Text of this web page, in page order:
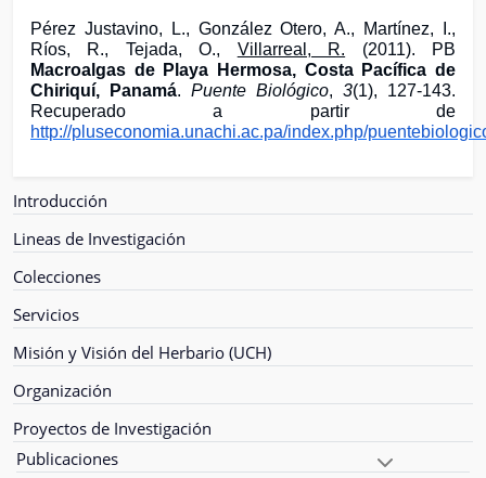
Introducción
Lineas de Investigación
Colecciones
Servicios
Misión y Visión del Herbario (UCH)
Organización
Proyectos de Investigación
Publicaciones
Pérez Justavino, L., González Otero, A., Martínez, I.,
Ríos, R., Tejada, O., Villarreal, R. (2011). PB
Macroalgas de Playa Hermosa, Costa Pacífica de
Chiriquí, Panamá. Puente Biológico, 3(1), 127-143.
Recuperado a partir de
http://pluseconomia.unachi.ac.pa/index.php/